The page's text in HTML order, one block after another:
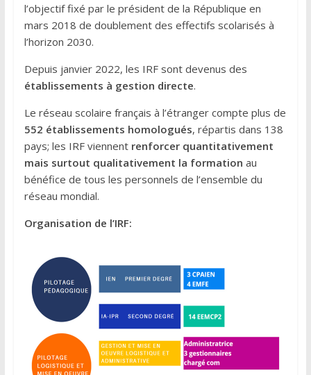
l’objectif fixé par le président de la République en
mars 2018 de doublement des effectifs scolarisés à
l’horizon 2030.
Depuis janvier 2022, les IRF sont devenus des
établissements à gestion directe.
Le réseau scolaire français à l’étranger compte plus de
552 établissements homologués, répartis dans 138
pays; les IRF viennent renforcer quantitativement
mais surtout qualitativement la formation au
bénéfice de tous les personnels de l’ensemble du
réseau mondial.
Organisation de l’IRF: